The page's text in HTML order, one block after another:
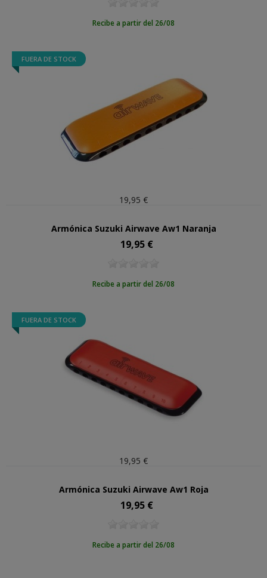
Recibe a partir del 26/08
FUERA DE STOCK
19,95 €
Armónica Suzuki Airwave Aw1 Naranja
Precio
19,95 €
Recibe a partir del 26/08
FUERA DE STOCK
19,95 €
Armónica Suzuki Airwave Aw1 Roja
Precio
19,95 €
Recibe a partir del 26/08